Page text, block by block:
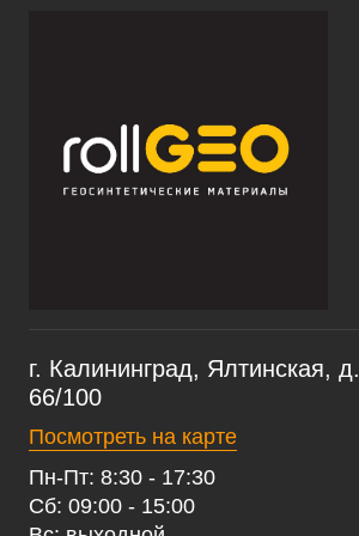
г. Калининград, Ялтинская, д.
66/100
Посмотреть на карте
Пн-Пт: 8:30 - 17:30
Сб: 09:00 - 15:00